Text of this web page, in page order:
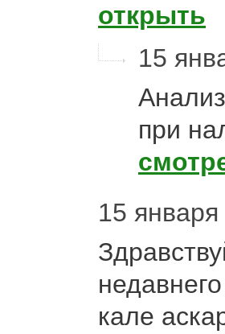
открыть
15
при
15
кале